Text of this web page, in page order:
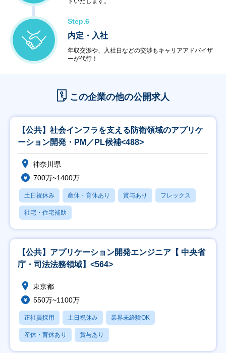
Step.6
内定・入社
年収交渉や、入社日などの交渉もキャリアアドバイザ
ーが代行！
この企業の他の公開求人
【公共】社会インフラを支える防衛領域のアプリケ
ーション開発・PM／PL候補<488>
神奈川県
700万~1400万
土日祝休み 産休・育休あり 賞与あり フレックス
社宅・住宅補助
【公共】アプリケーション開発エンジニア【 中央省
庁・司法法務領域】<564>
東京都
550万~1100万
正社員採用 土日祝休み 業界未経験OK
産休・育休あり 賞与あり